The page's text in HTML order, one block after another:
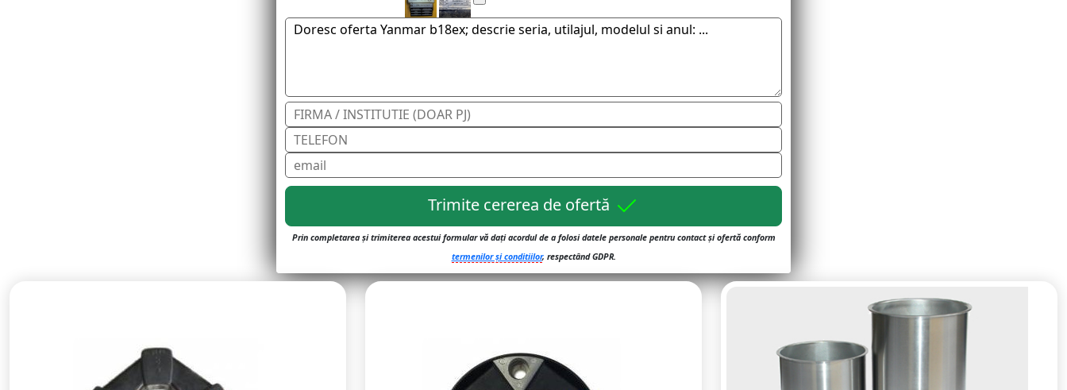
Trimite cererea de ofertă
Prin completarea și trimiterea acestui formular vă dați acordul de a folosi datele personale pentru contact și ofertă conform
termenilor și conditiilor, respectând GDPR.